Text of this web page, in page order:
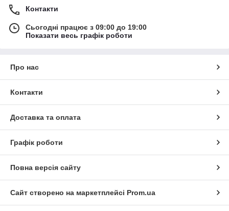
Контакти
Сьогодні працює з 09:00 до 19:00
Показати весь графік роботи
Про нас
Контакти
Доставка та оплата
Графік роботи
Повна версія сайту
Сайт створено на маркетплейсі Prom.ua